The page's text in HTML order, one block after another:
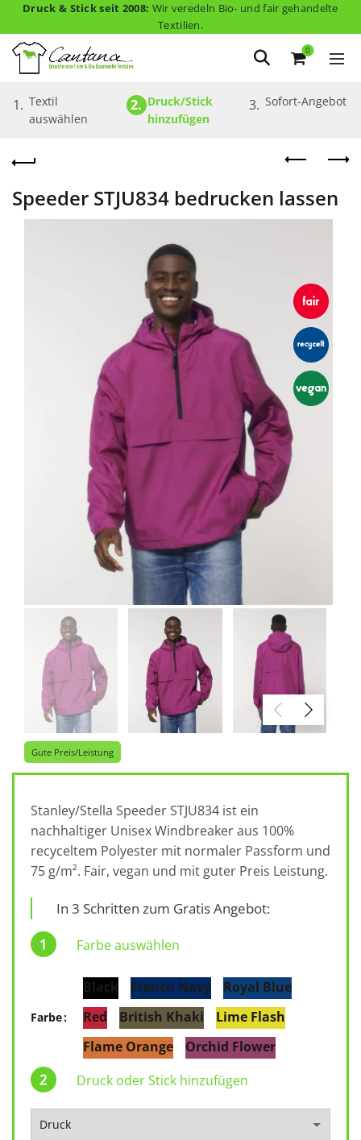
Druck & Stick seit 2008: Wir veredeln Bio- und fair gehandelte
Textilien.
0
1. Textil
auswählen
2. Druck/Stick
hinzufügen
3. Sofort-Angebot
Speeder STJU834 bedrucken lassen
Gute Preis/Leistung
Stanley/Stella Speeder STJU834 ist ein
nachhaltiger Unisex Windbreaker aus 100%
recyceltem Polyester mit normaler Passform und
75 g/m². Fair, vegan und mit guter Preis Leistung.
In 3 Schritten zum Gratis Angebot:
Farbe auswählen
Farbe
Black French Navy
Royal Blue
Red
British Khaki
Lime Flash
Flame Orange
Orchid Flower
Druck oder Stick hinzufügen